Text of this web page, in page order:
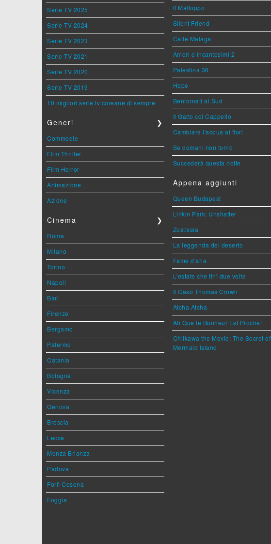
Serie TV 2025
Serie TV 2024
Serie TV 2023
Serie TV 2021
Serie TV 2020
Serie TV 2019
10 migliori serie tv coreane di sempre
Generi ❯
Commedie
Film Thriller
Film Horror
Animazione
Azione
Cinema ❯
Roma
Milano
Torino
Napoli
Bari
Firenze
Bergamo
Palermo
Catania
Bologna
Vicenza
Genova
Brescia
Lecce
Monza Brianza
Padova
Forlì Cesena
Foggia
Il Malloppo
Silent Friend
Calle Malaga
Amori e Incantesimi 2
Palestina 36
Hope
Bentornati al Sud
Il Gatto col Cappello
Cambiare l'acqua ai fiori
Se domani non torno
Succederà questa notte
Appena aggiunti
Queen Budapest
Linkin Park: Unshatter
Zustissia
La leggenda del deserto
Fame d'aria
L'estate che finì due volte
Il Caso Thomas Crown
Atcha Atcha
Ah Que le Bonheur Est Proche!
Chiikawa the Movie: The Secret of
Mermaid Island